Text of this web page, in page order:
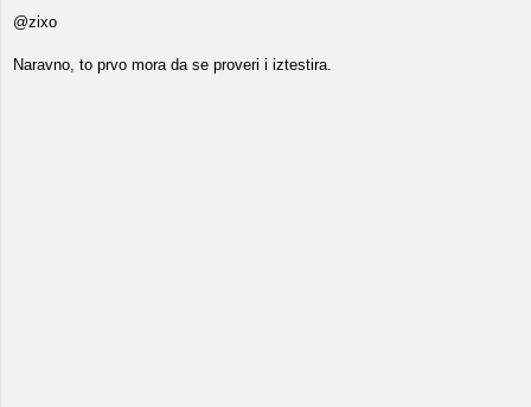
@zixo
Naravno, to prvo mora da se proveri i iztestira.